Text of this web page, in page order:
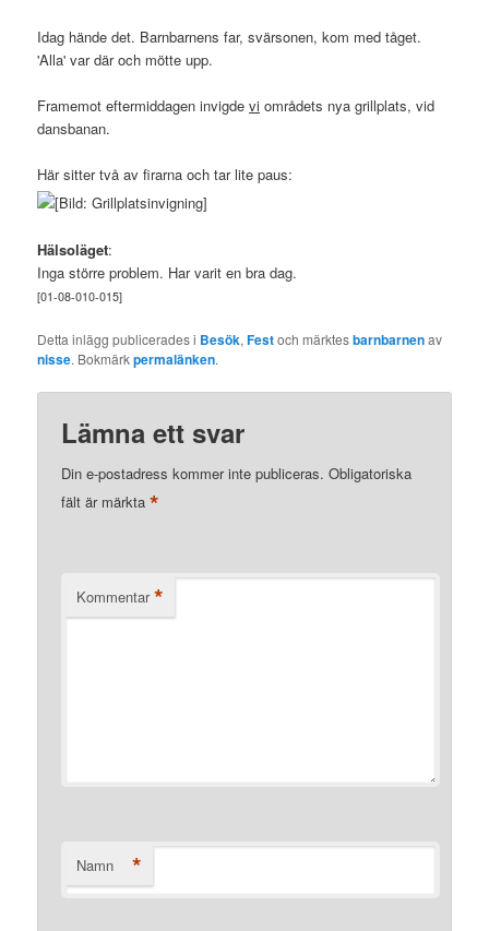
Idag hände det. Barnbarnens far, svärsonen, kom med tåget.
'Alla' var där och mötte upp.
Framemot eftermiddagen invigdevi områdets nya grillplats, vid
dansbanan.
Här sitter två av firarna och tar lite paus:
Hälsoläget:
Inga större problem. Har varit en bra dag.
[01-08-010-015]
Detta inlägg publicerades i Besök,Festoch märktesbarnbarnenav
nisse. Bokmärkpermalänken.
Lämna ett svar
Din e-postadress kommer inte publiceras. Obligatoriska
fält är märkta*
Kommentar *
Namn *